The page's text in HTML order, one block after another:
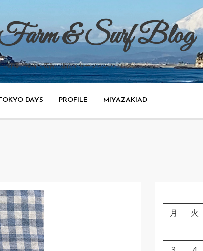
& Surf Blog
野菜、渋谷で広告、湘南でサーフィンのブログ。
DAYS PROFILE MIYAZAKIAD
月
火